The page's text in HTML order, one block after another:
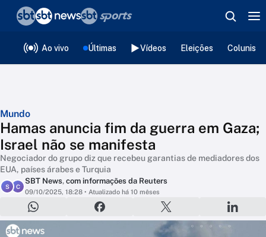
Ao vivo Últimas Vídeos Eleições
Mundo
Hamas anuncia fim da guerra em Gaza;
Israel não se manifesta
Negociador do grupo diz que recebeu garantias de mediadores dos
EUA, países árabes e Turquia
S C
SBT News, com informações da Reuters
09/10/2025, 18:28 • Atualizado há 10 mêses
❮voltar
Editorias